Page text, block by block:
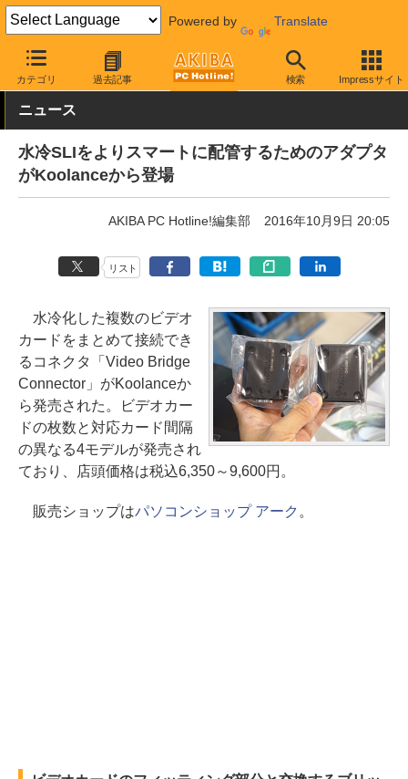
Powered by Translate
カテゴリ 過去記事 検索 Impressサイト
AKIBA PC Hotline! PCパーツ 水冷クーラー・パーツ Koolance
ニュース
水冷SLIをよりスマートに配管するためのアダプタ
がKoolanceから登場
AKIBA PC Hotline!編集部 2016年10月9日 20:05
リスト
水冷化した複数のビデオ
カードをまとめて接続でき
るコネクタ「Video Bridge
Connector」がKoolanceか
ら発売された。ビデオカー
ドの枚数と対応カード間隔
の異なる4モデルが発売され
ており、店頭価格は税込6,350～9,600円。
販売ショップはパソコンショップ アーク 。